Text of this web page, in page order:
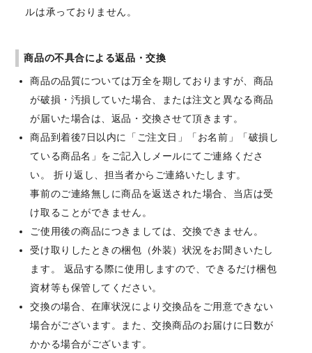
ルは承っておりません。
商品の不具合による返品・交換
商品の品質については万全を期しておりますが、商品
が破損・汚損していた場合、または注文と異なる商品
が届いた場合は、返品・交換させて頂きます。
商品到着後7日以内に「ご注文日」「お名前」「破損し
ている商品名」をご記入しメールにてご連絡くださ
い。 折り返し、担当者からご連絡いたします。
事前のご連絡無しに商品を返送された場合、当店は受
け取ることができません。
ご使用後の商品につきましては、交換できません。
受け取りしたときの梱包（外装）状況をお聞きいたし
ます。 返品する際に使用しますので、できるだけ梱包
資材等も保管してください。
交換の場合、在庫状況により交換品をご用意できない
場合がございます。また、交換商品のお届けに日数が
かかる場合がございます。